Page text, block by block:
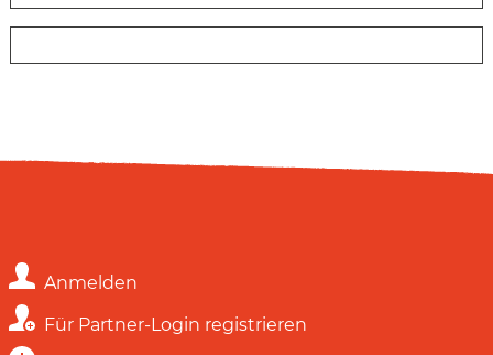
Anmelden
Für Partner-Login registrieren